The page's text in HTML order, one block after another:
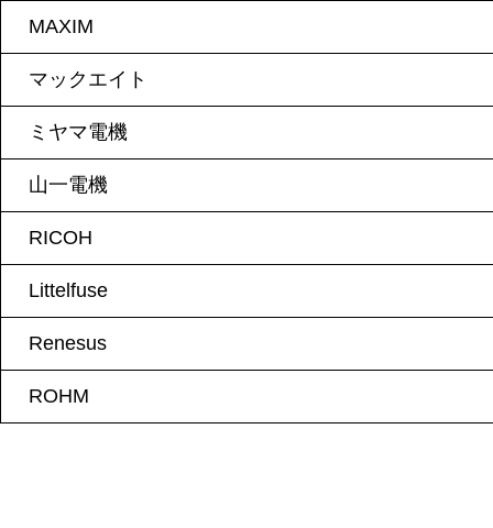
MAXIM
マックエイト
ミヤマ電機
山一電機
RICOH
Littelfuse
Renesus
ROHM